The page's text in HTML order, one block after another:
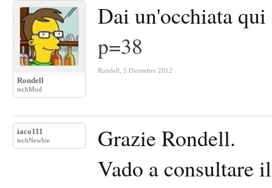
Rondell
techMod
Dai un'occhiata qui
p=38
Rondell 5 Dicembre 2012
iaco111
techNewbie
Grazie Rondell.
Vado a consultare